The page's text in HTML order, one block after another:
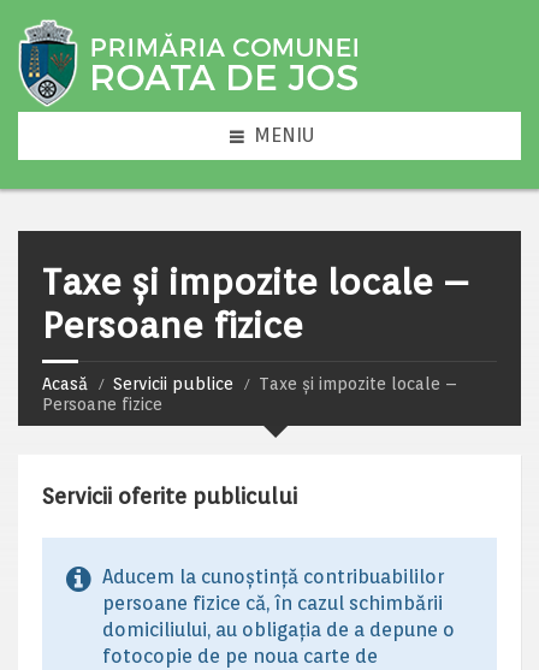
MENIU
Taxe și impozite locale –
Persoane fizice
Acasă Servicii publice
Taxe și impozite locale –
Persoane fizice
Servicii oferite publicului
Aducem la cunoștință contribuabililor
persoane fizice că, în cazul schimbării
domiciliului, au obligația de a depune o
fotocopie de pe noua carte de